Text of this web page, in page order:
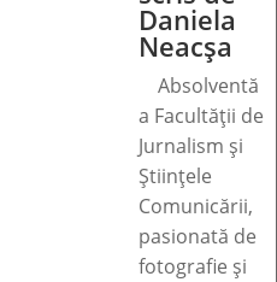
Daniela
Neacșa
Absolventă
a Facultății de
Jurnalism și
Științele
Comunicării,
pasionată de
fotografie și